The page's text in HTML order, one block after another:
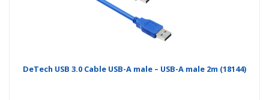
DeTech USB 3.0 Cable USB-A male – USB-A male 2m (18144)